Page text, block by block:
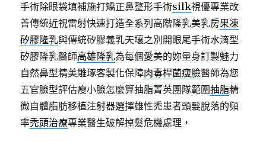
手術除眼袋填補施打矯正鼻整形手術silk視優專業改
善傳統近視雷射快速打造全系列高階隆乳美乳房果凍
矽膠隆乳與傳統矽膠義乳天壤之別開眼尾手術水滴型
矽膠隆乳醫師高雄隆乳為每個愛美的妳量身訂製魅力
自然鼻型精美雕琢客製化保障肉毒桿菌瘦臉醫師為您
五官臉型評估瘦小臉怎麼算抽脂菁英團隊範圍抽脂精
微自體脂肪移植注射器選擇雄性禿患者頭髮脫落的頻
率禿頭治療專業醫生破解掉髮危機處理，